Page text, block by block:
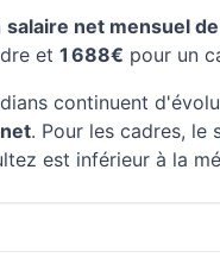
salaire net mensuel
et 1 688€ pour un
continuent
. Pour les cadres,
est inférieur à la